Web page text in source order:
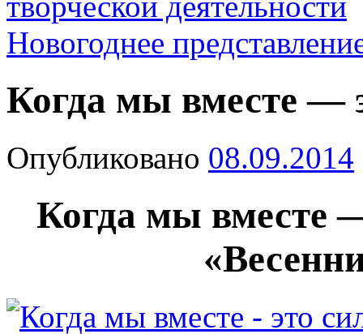
Новогоднее
Когда мы вместе —
Опубликовано 08.09.2014
Когда мы вместе